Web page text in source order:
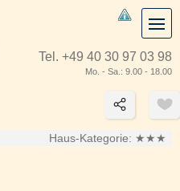
Tel. +49 40 30 97 03 98
Mo. - Sa.: 9.00 - 18.00
Haus-Kategorie: ★★★